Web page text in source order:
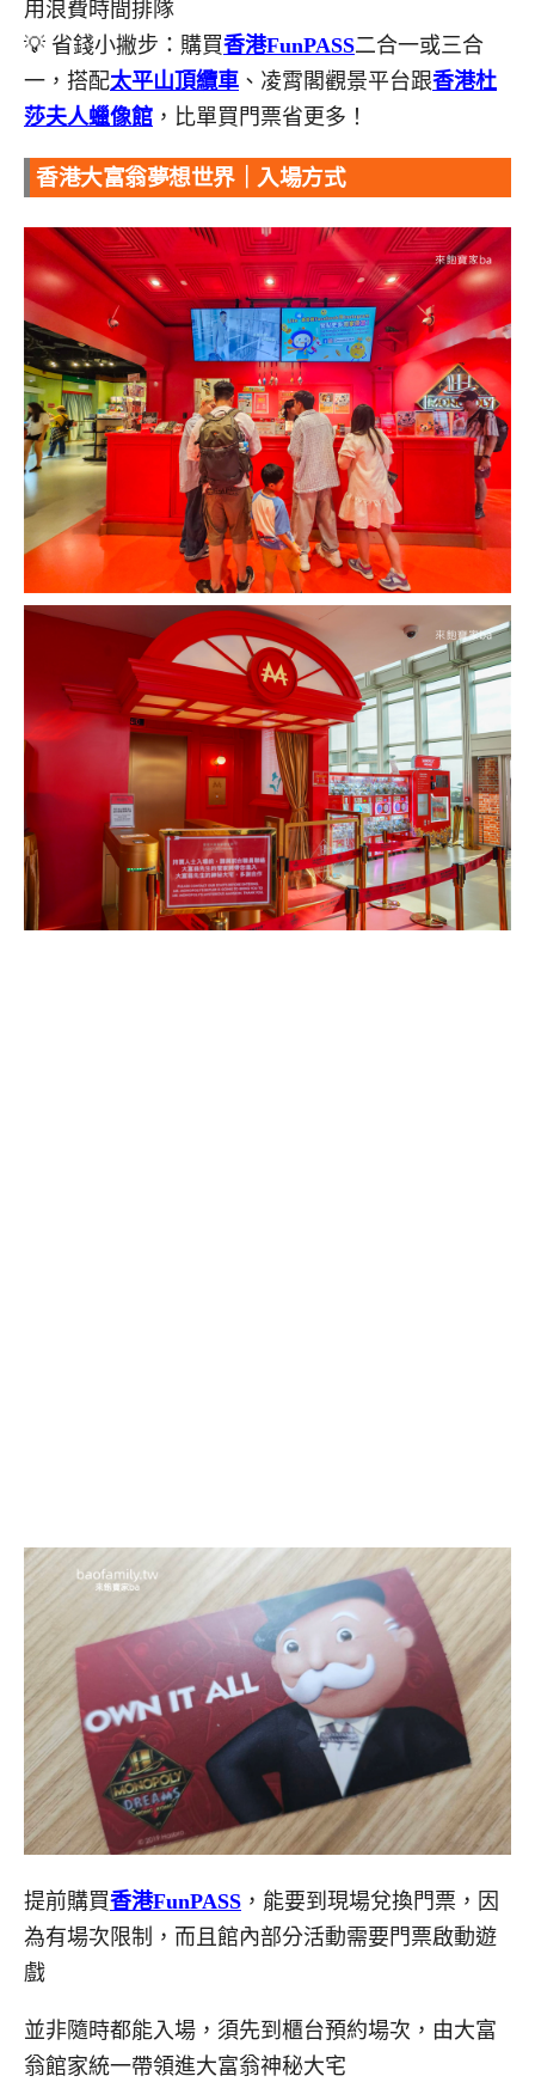
用浪費時間排隊
💡 省錢小撇步：購買香港FunPASS二合一或三合
一，搭配太平山頂纜車 、凌霄閣觀景平台跟香港杜
莎夫人蠟像館 ，比單買門票省更多！
香港大富翁夢想世界｜入場方式
提前購買香港FunPASS ，能要到現場兌換門票，因
為有場次限制，而且館內部分活動需要門票啟動遊
戲
並非隨時都能入場，須先到櫃台預約場次，由大富
翁館家統一帶領進大富翁神秘大宅